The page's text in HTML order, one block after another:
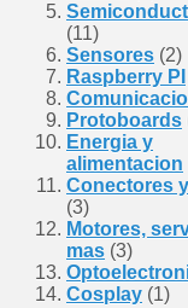
(11)
Sensores (2)
Raspberry PI
Protoboards
Energia y
alimentacion
Conectores
(3)
Motores,
mas (3)
Cosplay (1)